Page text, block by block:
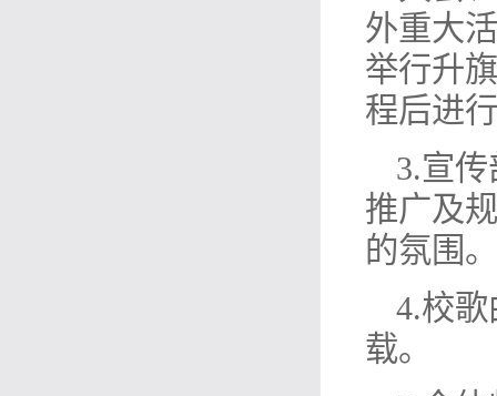
外重大
举行升
程后进
3.宣
推广及
的氛围。
4.校
载。